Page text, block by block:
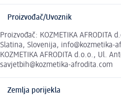
Proizvođač/Uvoznik
Proizvođač: KOZMETIKA AFRODITA
Slatina, Slovenija, info@kozmetika-
KOZMETIKA AFRODITA d.o.o., Ul.
savjetbih@kozmetika-afrodita.com
Zemlja porijekla